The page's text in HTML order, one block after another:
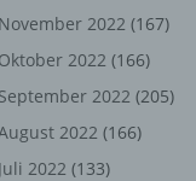
November 2022 (167)
Oktober 2022 (166)
September 2022 (205)
2022 (166)
Juli 2022 (133)